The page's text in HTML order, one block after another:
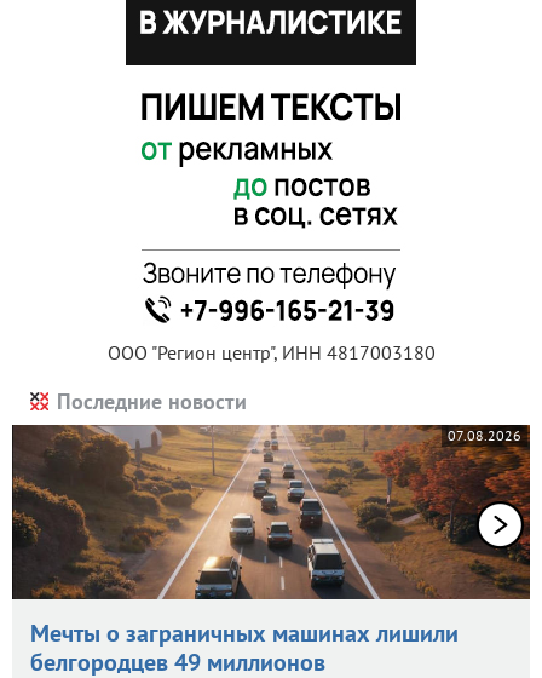
ООО "Регион центр", ИНН 4817003180
Последние новости
07.08.2026
Мечты о заграничных машинах лишили
белгородцев 49 миллионов